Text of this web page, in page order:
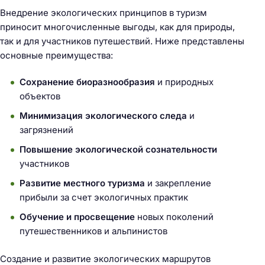
Внедрение экологических принципов в туризм
приносит многочисленные выгоды, как для природы,
так и для участников путешествий. Ниже представлены
основные преимущества:
Сохранение биоразнообразия и природных
объектов
Минимизация экологического следа и
загрязнений
Повышение экологической сознательности
участников
Развитие местного туризма и закрепление
прибыли за счет экологичных практик
Обучение и просвещение новых поколений
путешественников и альпинистов
Создание и развитие экологических маршрутов